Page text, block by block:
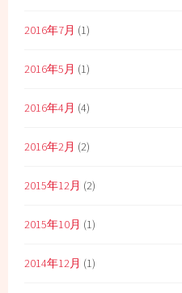
2016年7月 (1)
2016年5月 (1)
2016年4月 (4)
2016年2月 (2)
2015年12月 (2)
2015年10月 (1)
2014年12月 (1)